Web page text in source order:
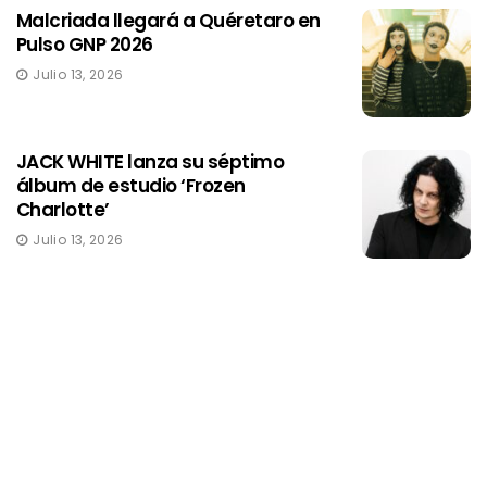
Malcriada llegará a Quéretaro en
Pulso GNP 2026
Julio 13, 2026
JACK WHITE lanza su séptimo
álbum de estudio ‘Frozen
Charlotte’
Julio 13, 2026